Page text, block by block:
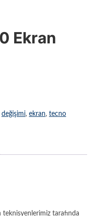
Ekran
değişimi, ekran, tecno
teknisyenlerimiz tarafında